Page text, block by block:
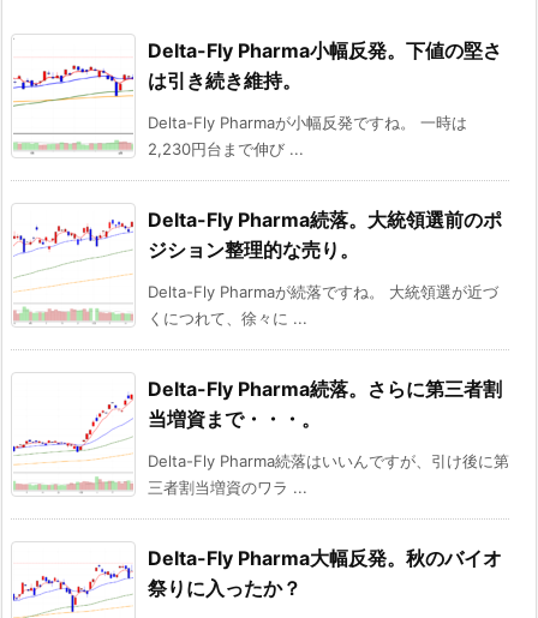
Delta-Fly Pharma小幅反発。下値の堅さ
は引き続き維持。
Delta-Fly Pharmaが小幅反発ですね。 一時は
2,230円台まで伸び ...
Delta-Fly Pharma続落。大統領選前のポ
ジション整理的な売り。
Delta-Fly Pharmaが続落ですね。 大統領選が近づ
くにつれて、徐々に ...
Delta-Fly Pharma続落。さらに第三者割
当増資まで・・・。
Delta-Fly Pharma続落はいいんですが、引け後に第
三者割当増資のワラ ...
Delta-Fly Pharma大幅反発。秋のバイオ
祭りに入ったか？